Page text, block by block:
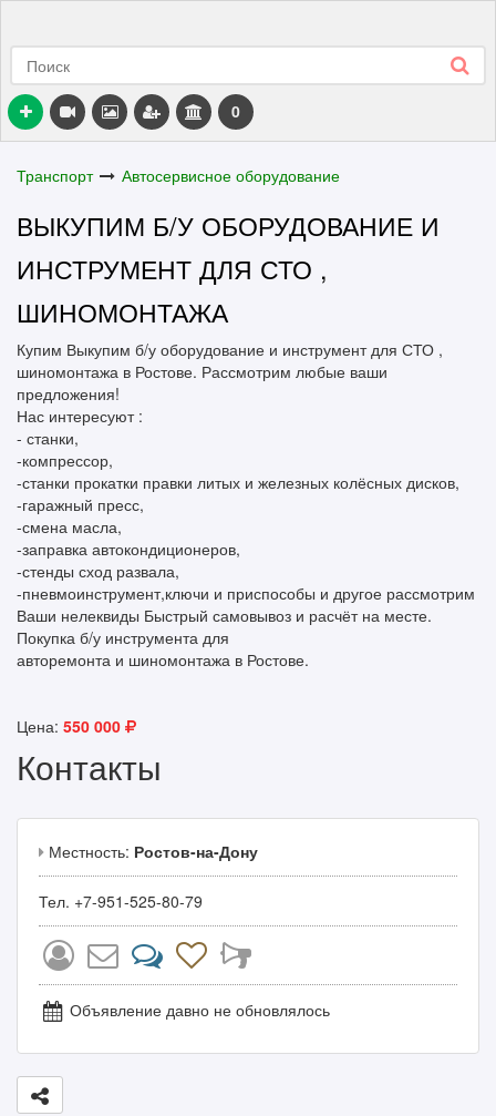
0
Транспорт Автосервисное оборудование
ВЫКУПИМ Б/У ОБОРУДОВАНИЕ И
ИНСТРУМЕНТ ДЛЯ СТО ,
ШИНОМОНТАЖА
Купим Выкупим б/у оборудование и инструмент для СТО ,
шиномонтажа в Ростове. Рассмотрим любые ваши
предложения!
Нас интересуют :
- станки,
-компрессор,
-станки прокатки правки литых и железных колёсных дисков,
-гаражный пресс,
-смена масла,
-заправка автокондиционеров,
-стенды сход развала,
-пневмоинструмент,ключи и приспособы и другое рассмотрим
Ваши нелеквиды Быстрый самовывоз и расчёт на месте.
Покупка б/у инструмента для
авторемонта и шиномонтажа в Ростове.
Цена: 550 000
Контакты
Местность: Ростов-на-Дону
Тел. +7-951-525-80-79
Объявление давно не обновлялось